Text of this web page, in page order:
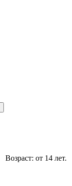
Возраст: от 14 лет.